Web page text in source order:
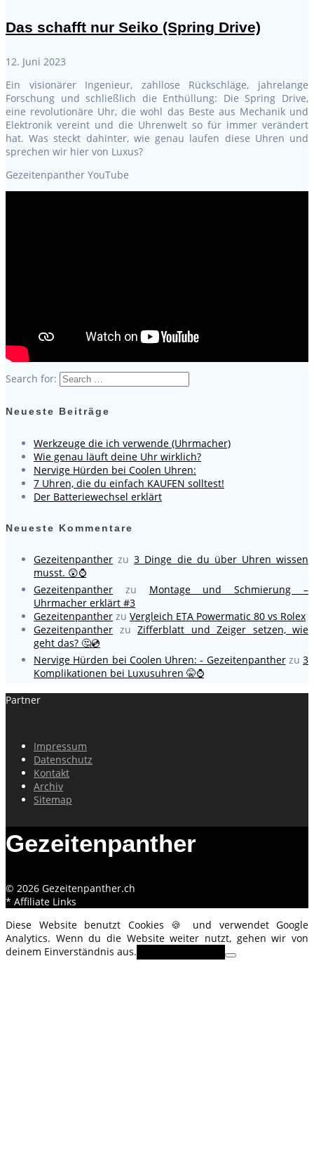
Das schafft nur Seiko (Spring Drive)
12. Juni 2023
Ein visionärer Ingenieur, zahllose Rückschläge, jahrelange
Forschung und schließlich die Enthüllung: Die Spring Drive,
eine revolutionäre Uhr, die wohl das Beste aus Mechanik und
Elektronik vereint und die Uhrenwelt so für immer verändert
hat. Was steckt dahinter, wie genau laufen diese Uhren und
sprechen wir hier von Luxus?
Gezeitenpanther YouTube
Search for:
Neueste Beiträge
Werkzeuge die ich verwende (Uhrmacher)
Wie genau läuft deine Uhr wirklich?
Nervige Hürden bei Coolen Uhren:
7 Uhren, die du einfach KAUFEN solltest!
Der Batteriewechsel erklärt
Neueste Kommentare
Gezeitenpanther zu3 Dinge die du über Uhren wissen
musst. 😲⌚
Gezeitenpanther zu Montage und Schmierung –
Uhrmacher erklärt #3
Gezeitenpanther zu Vergleich ETA Powermatic 80 vs Rolex
Gezeitenpanther zu Zifferblatt und Zeiger setzen, wie
geht das? 🤔💿
Nervige Hürden bei Coolen Uhren: - Gezeitenpantherzu 3
Komplikationen bei Luxusuhren 🤫⌚
Partner
Impressum
Datenschutz
Kontakt
Archiv
Sitemap
Gezeitenpanther
© 2026 Gezeitenpanther.ch
* Affiliate Links
Diese Website benutzt Cookies 🍪 und verwendet Google
Analytics. Wenn du die Website weiter nutzt, gehen wir von
deinem Einverständnis aus.